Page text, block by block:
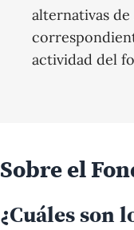
alternativas
actividad del
Sobre el
¿Cuáles son